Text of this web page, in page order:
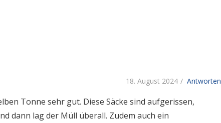
18. August 2024 Antworten
Tonne sehr gut. Diese Säcke sind aufgerissen,
dann lag der Müll überall. Zudem auch ein